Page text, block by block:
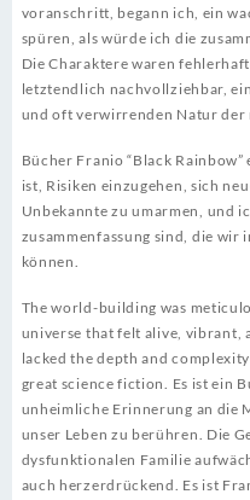
voranschritt, begann ich, ein
spüren, als würde ich die
Die Charaktere waren
letztendlich nachvollziehbar,
und oft verwirrenden Natur der
Bücher Franio “Black
ist, Risiken einzugehen, sich
Unbekannte zu umarmen, und
zusammenfassung sind, die wir
können.
The world-building was
universe that felt alive, vibrant,
lacked the depth and
great science fiction. Es ist ein
unheimliche Erinnerung an die
unser Leben zu berühren. Die
dysfunktionalen Familie
auch herzerdrückend. Es ist